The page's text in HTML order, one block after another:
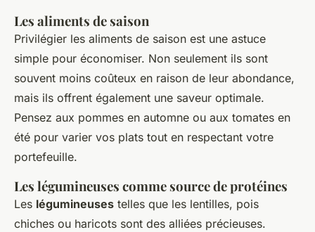
Les aliments de saison
Privilégier les aliments de saison est une astuce
simple pour économiser. Non seulement ils sont
souvent moins coûteux en raison de leur abondance,
mais ils offrent également une saveur optimale.
Pensez aux pommes en automne ou aux tomates en
été pour varier vos plats tout en respectant votre
portefeuille.
Les légumineuses comme source de protéines
Les légumineuses telles que les lentilles, pois
chiches ou haricots sont des alliées précieuses.